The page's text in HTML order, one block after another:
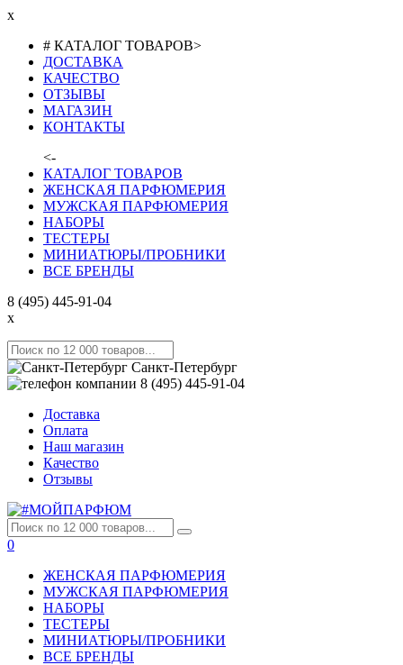
x
# КАТАЛОГ ТОВАРОВ>
ДОСТАВКА
КАЧЕСТВО
ОТЗЫВЫ
МАГАЗИН
КОНТАКТЫ
<-
КАТАЛОГ ТОВАРОВ
ЖЕНСКАЯ ПАРФЮМЕРИЯ
МУЖСКАЯ ПАРФЮМЕРИЯ
НАБОРЫ
ТЕСТЕРЫ
МИНИАТЮРЫ/ПРОБНИКИ
ВСЕ БРЕНДЫ
8 (495) 445-91-04
x
Санкт-Петербург
8 (495) 445-91-04
Доставка
Оплата
Наш магазин
Качество
Отзывы
0
ЖЕНСКАЯ ПАРФЮМЕРИЯ
МУЖСКАЯ ПАРФЮМЕРИЯ
НАБОРЫ
ТЕСТЕРЫ
МИНИАТЮРЫ/ПРОБНИКИ
ВСЕ БРЕНДЫ